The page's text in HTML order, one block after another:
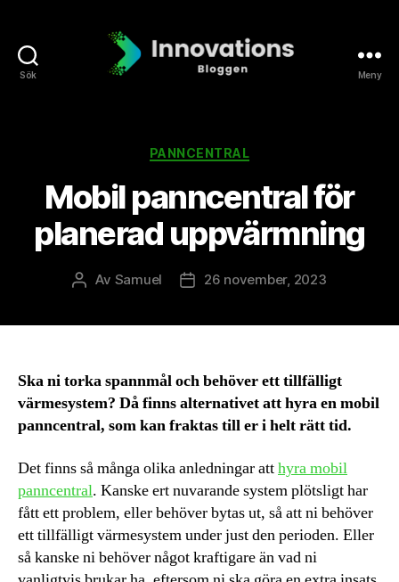
Sök Meny
Kategorier
PANNCENTRAL
Mobil panncentral för
planerad uppvärmning
Inläggsförfattare
Av Samuel Inläggsdatum
26 november, 2023
Ska ni torka spannmål och behöver ett tillfälligt
värmesystem? Då finns alternativet att hyra en mobil
panncentral, som kan fraktas till er i helt rätt tid.
Det finns så många olika anledningar atthyra mobil
panncentral. Kanske ert nuvarande system plötsligt har
fått ett problem, eller behöver bytas ut, så att ni behöver
ett tillfälligt värmesystem under just den perioden. Eller
så kanske ni behöver något kraftigare än vad ni